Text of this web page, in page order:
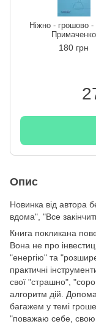
Ніжно - грошово
Примаченко
180 грн
Опис
Новинка від автора
вдома", "Все
Книга покликана
Вона не про
"енергію" та
практичні
свої "страшно",
алгоритм дій.
багажем у темі
"поважаю себе, свою